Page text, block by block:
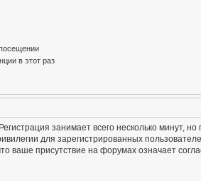
в этот раз
занимает всего несколько минут,
для зарегистрированных
ваше присутствие на форумах означает